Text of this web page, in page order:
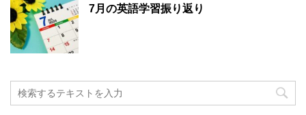
7月の英語学習振り返り